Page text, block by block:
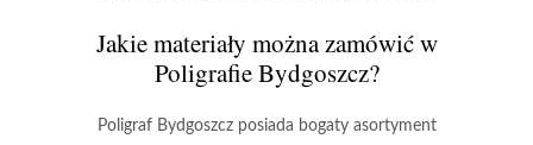
Jakie materiały można zamówić w
Poligrafie Bydgoszcz?
Poligraf Bydgoszcz posiada bogaty asortyment